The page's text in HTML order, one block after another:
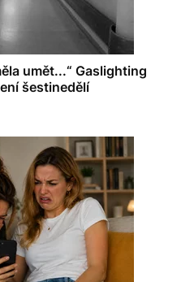
umět...“ Gaslighting
šestinedělí